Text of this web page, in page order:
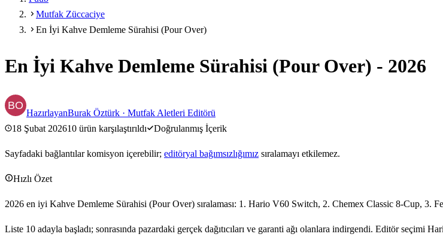
Mutfak Züccaciye
En İyi Kahve Demleme Sürahisi (Pour Over)
En İyi Kahve Demleme Sürahisi (Pour Over) - 2026
HazırlayanBurak Öztürk · Mutfak Aletleri Editörü
18 Şubat 202610 ürün karşılaştırıldı Doğrulanmış İçerik
Sayfadaki bağlantılar komisyon içerebilir; editöryal bağımsızlığımız sıralamayı etkilemez.
Hızlı Özet
2026 en iyi Kahve Demleme Sürahisi (Pour Over) sıralaması: 1. Hario V60 Switch, 2. Chemex Classic 8-Cup,
Liste 10 adayla başladı; sonrasında pazardaki gerçek dağıtıcıları ve garanti ağı olanlara indirgendi. Editör seçimi